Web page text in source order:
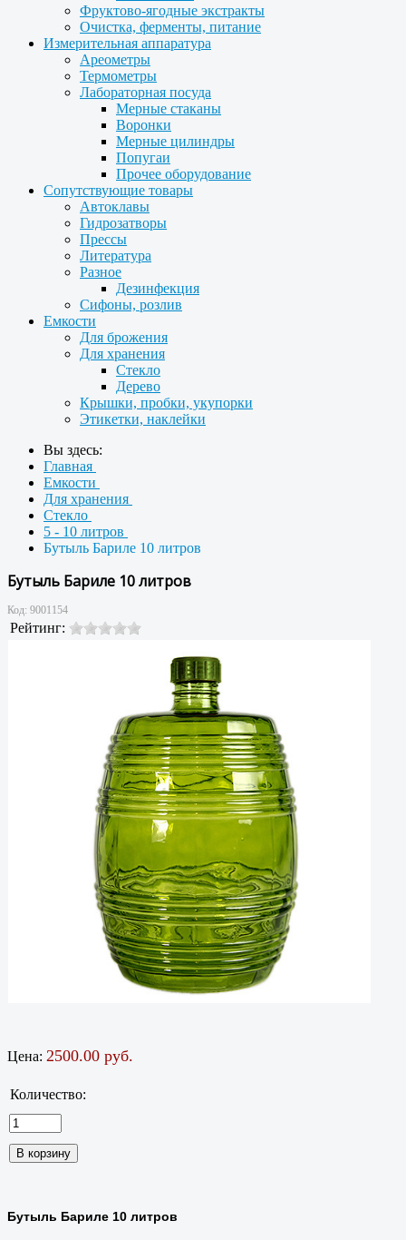
Фруктово-ягодные экстракты
Очистка, ферменты, питание
Измерительная аппаратура
Ареометры
Термометры
Лабораторная посуда
Мерные стаканы
Воронки
Мерные цилиндры
Попугаи
Прочее оборудование
Сопутствующие товары
Автоклавы
Гидрозатворы
Прессы
Литература
Разное
Дезинфекция
Сифоны, розлив
Емкости
Для брожения
Для хранения
Стекло
Дерево
Крышки, пробки, укупорки
Этикетки, наклейки
Вы здесь:
Главная
Емкости
Для хранения
Стекло
5 - 10 литров
Бутыль Бариле 10 литров
Бутыль Бариле 10 литров
Код: 9001154
Рейтинг:
Цена: 2500.00 руб.
Количество:
Бутыль Бариле 10 литров